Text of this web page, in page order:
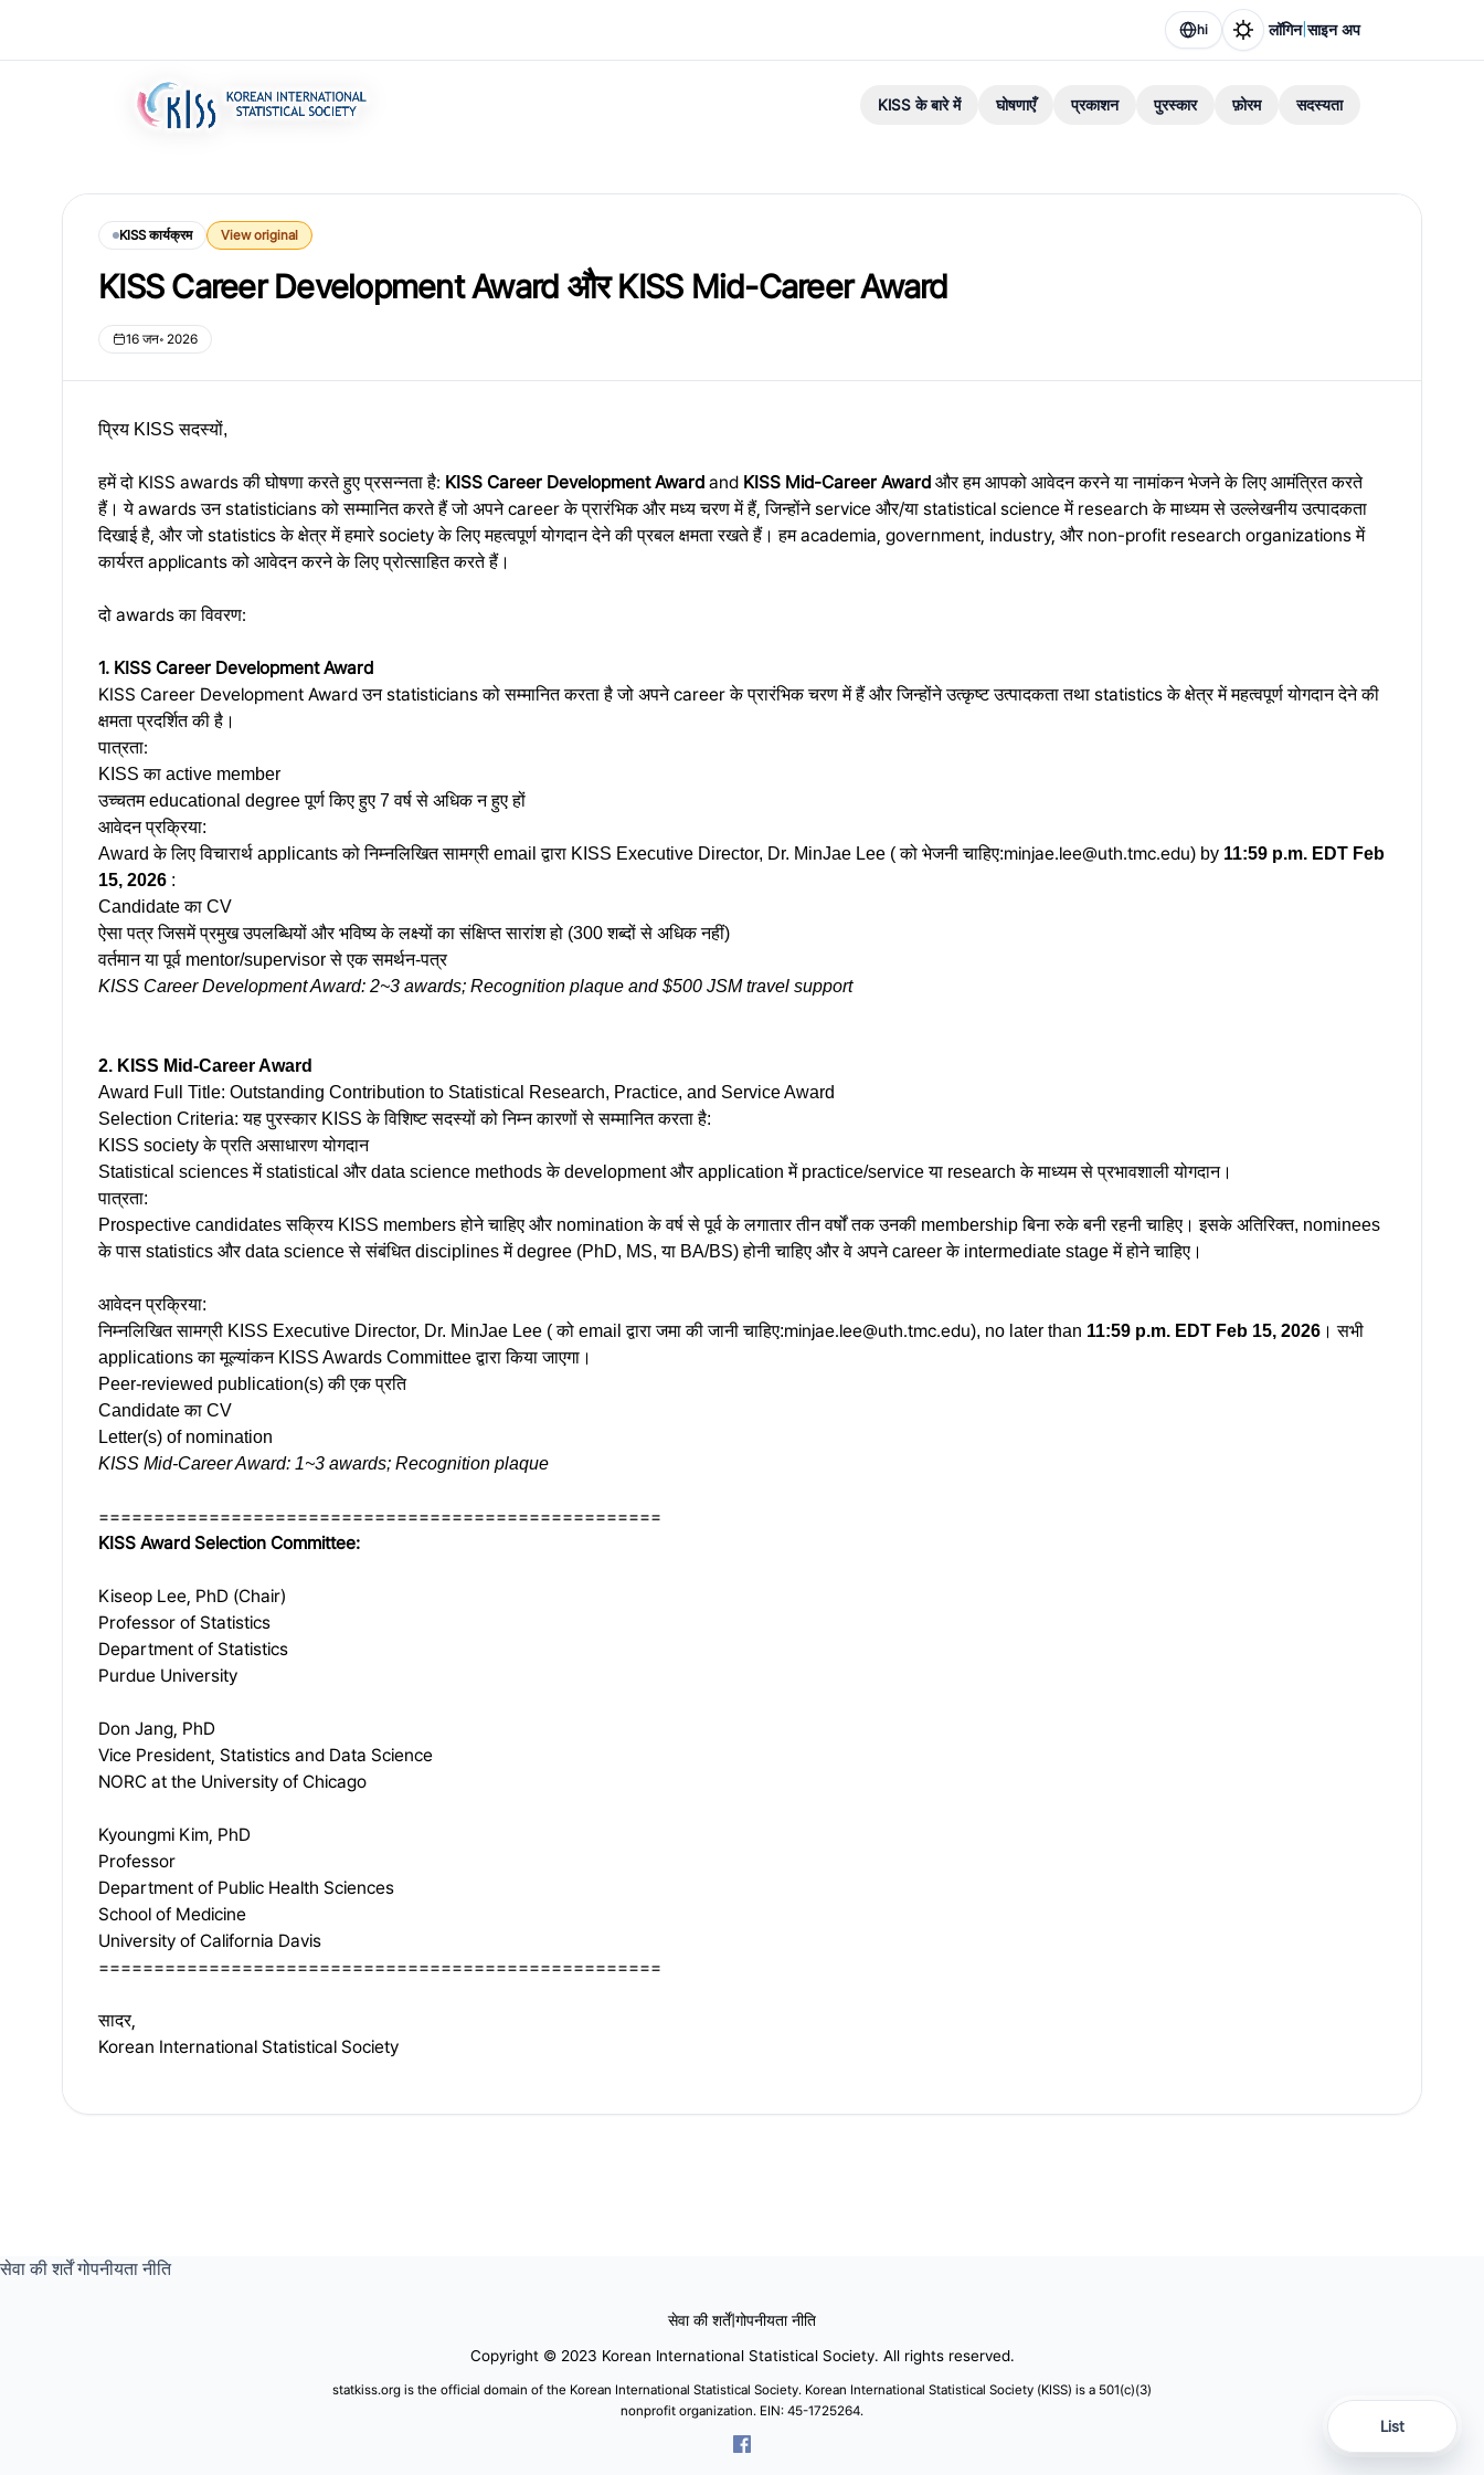
hi लॉगिन|साइन अप
KISS के बारे में घोषणाएँ प्रकाशन पुरस्कार फ़ोरम सदस्यता
KISS कार्यक्रम View original
KISS Career Development Award और KISS Mid-Career Award
16 जन॰ 2026
प्रिय KISS सदस्यों,
हमें दो KISS awards की घोषणा करते हुए प्रसन्नता है: KISS Career Development Award and KISS Mid-Career Award और हम आपको आवेदन करने या नामांकन भेजने के लिए आमंत्रित करते
हैं। ये awards उन statisticians को सम्मानित करते हैं जो अपने career के प्रारंभिक और मध्य चरण में हैं, जिन्होंने service और/या statistical science में research के माध्यम से उल्लेखनीय उत्पादकता
दिखाई है, और जो statistics के क्षेत्र में हमारे society के लिए महत्वपूर्ण योगदान देने की प्रबल क्षमता रखते हैं। हम academia, government, industry, और non-profit research organizations में
कार्यरत applicants को आवेदन करने के लिए प्रोत्साहित करते हैं।
दो awards का विवरण:
1. KISS Career Development Award
KISS Career Development Award उन statisticians को सम्मानित करता है जो अपने career के प्रारंभिक चरण में हैं और जिन्होंने उत्कृष्ट उत्पादकता तथा statistics के क्षेत्र में महत्वपूर्ण योगदान देने की
क्षमता प्रदर्शित की है।
पात्रता:
KISS का active member
उच्चतम educational degree पूर्ण किए हुए 7 वर्ष से अधिक न हुए हों
आवेदन प्रक्रिया:
Award के लिए विचारार्थ applicants को निम्नलिखित सामग्री email द्वारा KISS Executive Director, Dr. MinJae Lee ( को भेजनी चाहिए:minjae.lee@uth.tmc.edu) by 11:59 p.m. EDT Feb
15, 2026 :
Candidate का CV
ऐसा पत्र जिसमें प्रमुख उपलब्धियों और भविष्य के लक्ष्यों का संक्षिप्त सारांश हो (300 शब्दों से अधिक नहीं)
वर्तमान या पूर्व mentor/supervisor से एक समर्थन-पत्र
KISS Career Development Award: 2~3 awards; Recognition plaque and $500 JSM travel support
2. KISS Mid-Career Award
Award Full Title: Outstanding Contribution to Statistical Research, Practice, and Service Award
Selection Criteria: यह पुरस्कार KISS के विशिष्ट सदस्यों को निम्न कारणों से सम्मानित करता है:
KISS society के प्रति असाधारण योगदान
Statistical sciences में statistical और data science methods के development और application में practice/service या research के माध्यम से प्रभावशाली योगदान।
पात्रता:
Prospective candidates सक्रिय KISS members होने चाहिए और nomination के वर्ष से पूर्व के लगातार तीन वर्षों तक उनकी membership बिना रुके बनी रहनी चाहिए। इसके अतिरिक्त, nominees
के पास statistics और data science से संबंधित disciplines में degree (PhD, MS, या BA/BS) होनी चाहिए और वे अपने career के intermediate stage में होने चाहिए।
आवेदन प्रक्रिया:
निम्नलिखित सामग्री KISS Executive Director, Dr. MinJae Lee ( को email द्वारा जमा की जानी चाहिए:minjae.lee@uth.tmc.edu), no later than 11:59 p.m. EDT Feb 15, 2026 । सभी
applications का मूल्यांकन KISS Awards Committee द्वारा किया जाएगा।
Peer-reviewed publication(s) की एक प्रति
Candidate का CV
Letter(s) of nomination
KISS Mid-Career Award: 1~3 awards; Recognition plaque
===================================================
KISS Award Selection Committee:
Kiseop Lee, PhD (Chair)
Professor of Statistics
Department of Statistics
Purdue University
Don Jang, PhD
Vice President, Statistics and Data Science
NORC at the University of Chicago
Kyoungmi Kim, PhD
Professor
Department of Public Health Sciences
School of Medicine
University of California Davis
===================================================
सादर,
Korean International Statistical Society
List
सेवा की शर्तें गोपनीयता नीति
सेवा की शर्तें|गोपनीयता नीति
Copyright © 2023 Korean International Statistical Society. All rights reserved.
statkiss.org is the official domain of the Korean International Statistical Society. Korean International Statistical Society (KISS) is a 501(c)(3)
nonprofit organization. EIN: 45-1725264.